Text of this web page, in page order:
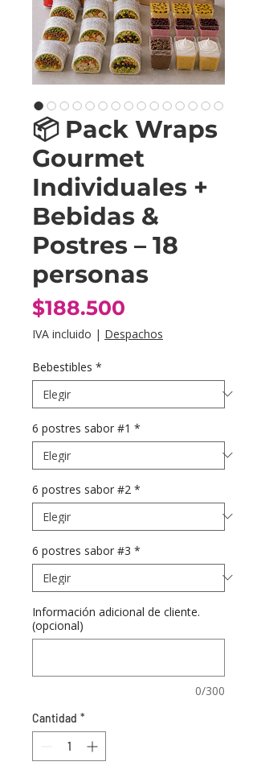
📦 Pack Wraps
Gourmet
Individuales +
Bebidas &
Postres – 18
personas
$188.500
IVA incluido | Despachos
Bebestibles *
6 postres sabor #1 *
6 postres sabor #2 *
6 postres sabor #3 *
Información adicional de cliente.
(opcional)
0/300
Cantidad *